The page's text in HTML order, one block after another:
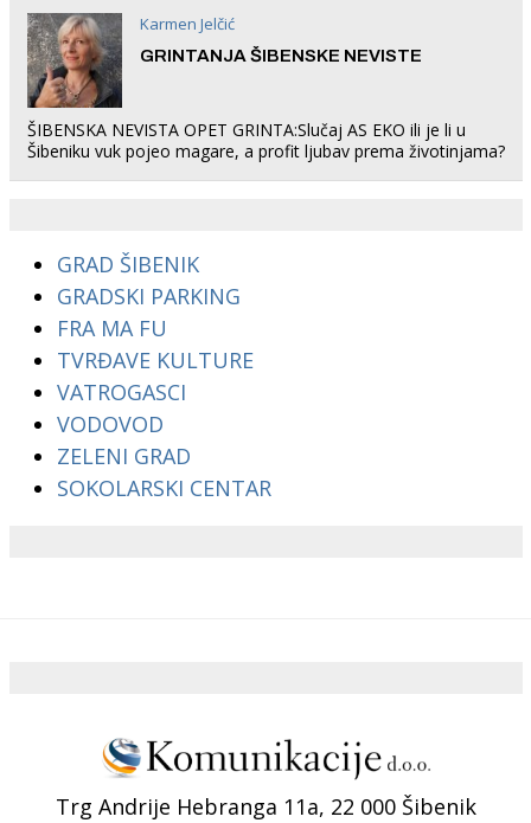
Karmen Jelčić
GRINTANJA ŠIBENSKE NEVISTE
ŠIBENSKA NEVISTA OPET GRINTA:Slučaj AS EKO ili je li u
Šibeniku vuk pojeo magare, a profit ljubav prema životinjama?
GRAD ŠIBENIK
GRADSKI PARKING
FRA MA FU
TVRĐAVE KULTURE
VATROGASCI
VODOVOD
ZELENI GRAD
SOKOLARSKI CENTAR
Trg Andrije Hebranga 11a, 22 000 Šibenik